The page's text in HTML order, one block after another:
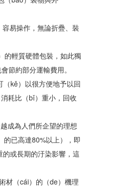
易操作，無論折疊、裝
的輕質硬體包裝，如此獨
節約部分運輸費用。
kě）以很方便地予以回
耗比（bǐ）重小，回收
成為人們所企望的理想
的已高達80%以上），即
或長期的汙染影響，這
材（cái）的（de）機理